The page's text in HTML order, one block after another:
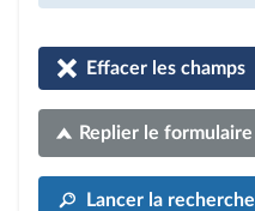
Effacer les champs
Replier le formulaire
Lancer la recherche